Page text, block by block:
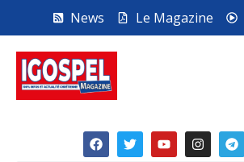
News Le Magazine